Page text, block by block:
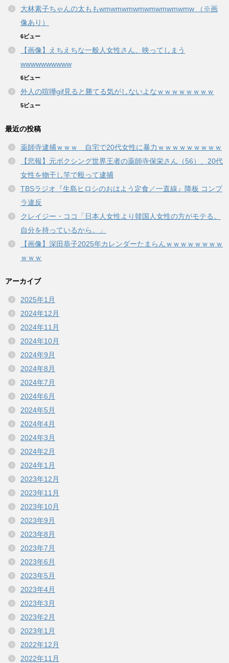
大林素子ちゃんの太ももwmwmwmwmwmwmwmwmw （※画
像あり）
6ビュー
【画像】えちえちな一般人女性さん、映ってしまう
wwwwwwwwww
6ビュー
外人の喧嘩gif見ると勝てる気がしないよなｗｗｗｗｗｗｗｗ
5ビュー
最近の投稿
薬師寺逮捕ｗｗｗ 自宅で20代女性に暴力ｗｗｗｗｗｗｗｗｗ
【悲報】元ボクシング世界王者の薬師寺保栄さん（56）、20代
女性を物干し竿で殴って逮捕
TBSラジオ『生島ヒロシのおはよう定食／一直線』降板 コンプ
ラ違反
クレイジー・ココ「日本人女性より韓国人女性の方がモテる。
自分を持っているから。」
【画像】深田恭子2025年カレンダーたまらんｗｗｗｗｗｗｗｗ
ｗｗｗ
アーカイブ
2025年1月
2024年12月
2024年11月
2024年10月
2024年9月
2024年8月
2024年7月
2024年6月
2024年5月
2024年4月
2024年3月
2024年2月
2024年1月
2023年12月
2023年11月
2023年10月
2023年9月
2023年8月
2023年7月
2023年6月
2023年5月
2023年4月
2023年3月
2023年2月
2023年1月
2022年12月
2022年11月